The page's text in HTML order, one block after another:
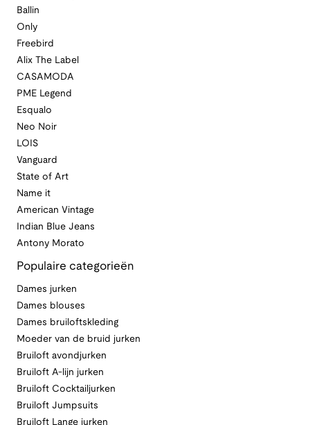
Ballin
Only
Freebird
Alix The Label
CASAMODA
PME Legend
Esqualo
Neo Noir
LOIS
Vanguard
State of Art
Name it
American Vintage
Indian Blue Jeans
Antony Morato
Populaire categorieën
Dames jurken
Dames blouses
Dames bruiloftskleding
Moeder van de bruid jurken
Bruiloft avondjurken
Bruiloft A-lijn jurken
Bruiloft Cocktailjurken
Bruiloft Jumpsuits
Bruiloft Lange jurken